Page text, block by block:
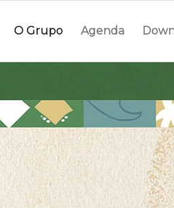
O Grupo Agenda